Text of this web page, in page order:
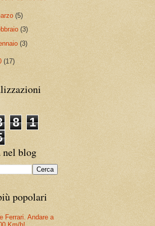
(5)
(3)
(3)
(17)
8
1
nel blog
popolari
Ferrari. Andare a